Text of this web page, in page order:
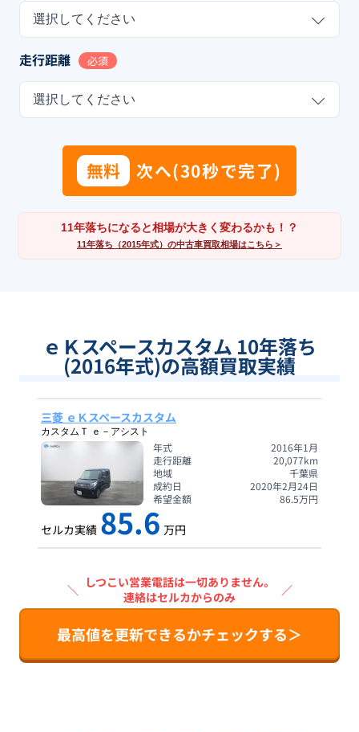
選択してください
走行距離 必須
選択してください
無料 次へ(30秒で完了)
11年落ちになると相場が大きく変わるかも！？
11年落ち（2015年式）の中古車買取相場はこちら＞
ｅＫスペースカスタム 10年落ち
(2016年式)の高額買取実績
三菱 ｅＫスペースカスタム
カスタムＴ ｅ－アシスト
年式
2016年1月
走行距離
20,077km
地域
千葉県
成約日
2020年2月24日
希望金額
86.5万円
セルカ実績 85.6 万円
＼ しつこい営業電話は一切ありません。
連絡はセルカからのみ
／
最高値を更新できるかチェックする＞